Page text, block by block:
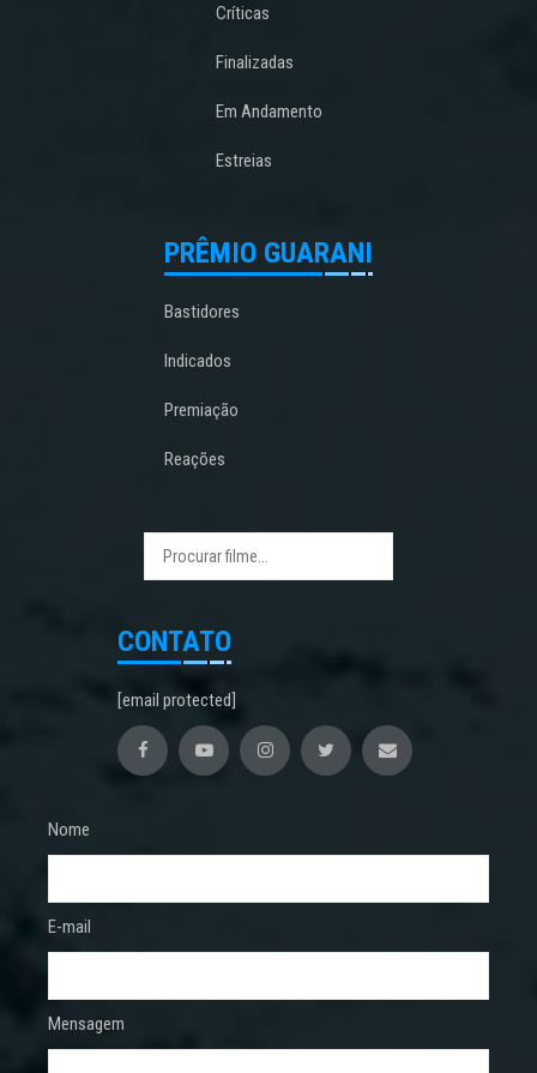
Críticas
Finalizadas
Em Andamento
Estreias
PRÊMIO GUARANI
Bastidores
Indicados
Premiação
Reações
CONTATO
[email protected]
Nome
E-mail
Mensagem